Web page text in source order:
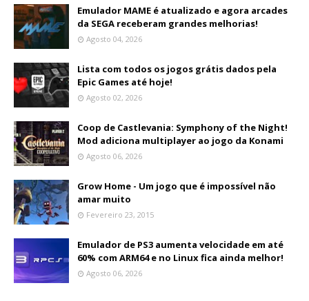
Emulador MAME é atualizado e agora arcades
da SEGA receberam grandes melhorias!
Agosto 04, 2026
Lista com todos os jogos grátis dados pela
Epic Games até hoje!
Agosto 02, 2026
Coop de Castlevania: Symphony of the Night!
Mod adiciona multiplayer ao jogo da Konami
Agosto 06, 2026
Grow Home - Um jogo que é impossível não
amar muito
Fevereiro 23, 2015
Emulador de PS3 aumenta velocidade em até
60% com ARM64 e no Linux fica ainda melhor!
Agosto 06, 2026